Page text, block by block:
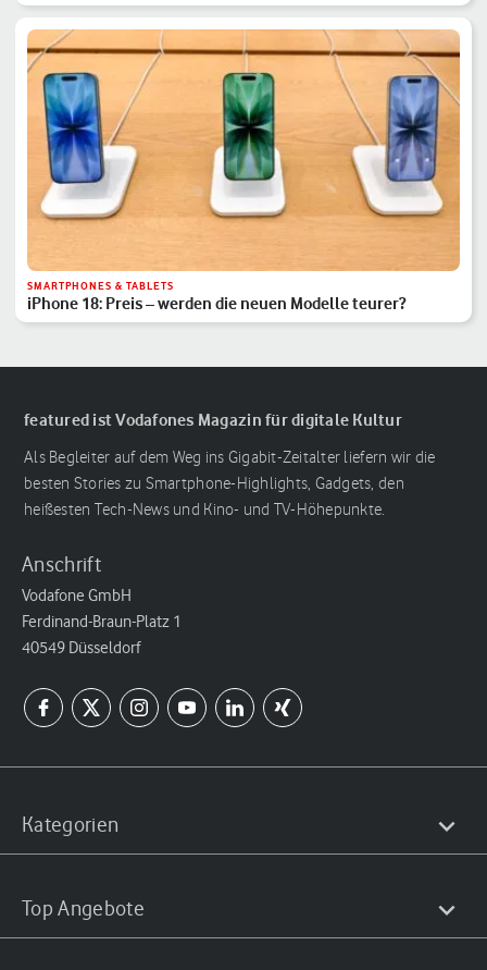
SMARTPHONES & TABLETS
iPhone 18: Preis – werden die neuen Modelle teurer?
featured ist Vodafones Magazin für digitale Kultur
Als Begleiter auf dem Weg ins Gigabit-Zeitalter liefern wir die
besten Stories zu Smartphone-Highlights, Gadgets, den
heißesten Tech-News und Kino- und TV-Höhepunkte.
Anschrift
Vodafone GmbH
Ferdinand-Braun-Platz 1
40549 Düsseldorf
Kategorien
Top Angebote